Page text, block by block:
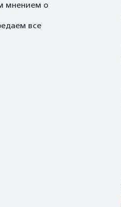
мнением о
все